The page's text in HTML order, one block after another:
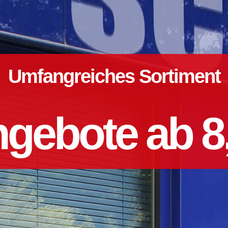
Umfangreiches Sortiment
ab